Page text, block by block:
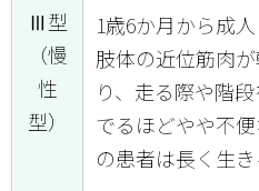
Ⅲ型
（慢
性
型）
1歳6か月から成
肢体の近位筋肉
り、走る際や階
でるほどやや不
の患者は長く生き